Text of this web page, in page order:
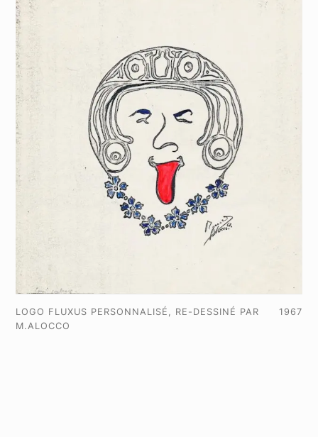
LOGO FLUXUS PERSONNALISÉ, RE-DESSINÉ PAR
M.ALOCCO
1967